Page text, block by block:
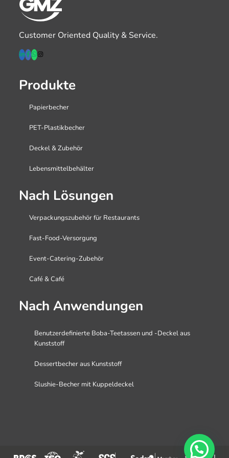
Customer Oriented Quality & Service.
Produkte
Papierbecher
PET-Plastikbecher
Deckel & Zubehör
Lebensmittelbehälter
Nach Lösungen
Verpackungszubehör für Restaurants
Fast-Food-Versorgung
Event-Catering-Zubehör
Café & Café
Nach Anwendungen
Benutzerdefinierte Boba-Teetassen und -Deckel aus
Kunststoff
Dessertbecher aus Kunststoff
Slushie-Becher mit Kuppeldeckel